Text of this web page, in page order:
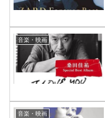
音楽・映画
音楽・映画